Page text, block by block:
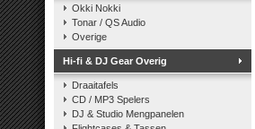
Okki Nokki
Tonar / QS Audio
Overige
Hi-fi & DJ Gear Overig
Draaitafels
CD / MP3 Spelers
DJ & Studio Mengpanelen